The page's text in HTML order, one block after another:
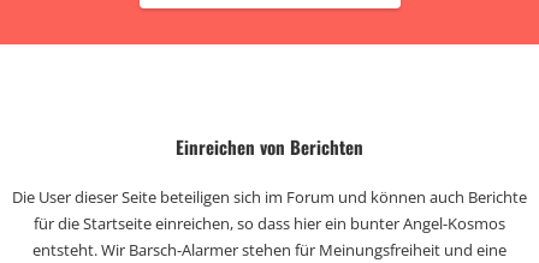
Einreichen von Berichten
Die User dieser Seite beteiligen sich im Forum und können auch Berichte
für die Startseite einreichen, so dass hier ein bunter Angel-Kosmos
entsteht. Wir Barsch-Alarmer stehen für Meinungsfreiheit und eine